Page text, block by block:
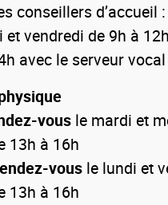
conseillers d’accueil
et vendredi de 9h à
avec le serveur
vous le mardi et
13h à 16h
vousle lundi et
13h à 16h